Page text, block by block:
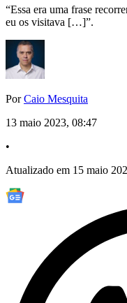
“Essa era uma frase
eu os visitava […]”.
PorCaio Mesquita
13 maio 2023, 08:47
•
Atualizado em 15 maio